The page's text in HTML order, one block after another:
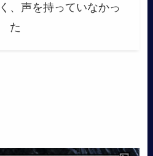
、声を持っていなかっ
た